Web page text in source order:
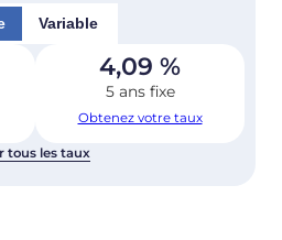
Variable
4,09 %
5 ans fixe
Obtenez votre taux
tous les taux